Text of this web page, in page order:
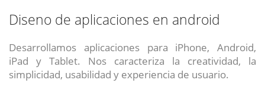
Diseno de aplicaciones en android
Desarrollamos aplicaciones para iPhone, Android,
iPad y Tablet. Nos caracteriza la creatividad, la
simplicidad, usabilidad y experiencia de usuario.